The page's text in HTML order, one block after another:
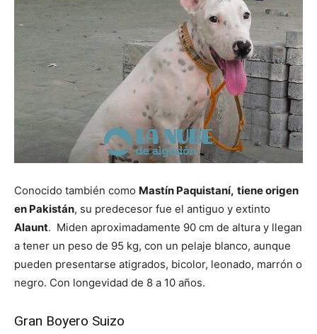
Conocido también como Mastín Paquistaní, tiene origen
en Pakistán, su predecesor fue el antiguo y extinto
Alaunt. Miden aproximadamente 90 cm de altura y llegan
a tener un peso de 95 kg, con un pelaje blanco, aunque
pueden presentarse atigrados, bicolor, leonado, marrón o
negro. Con longevidad de 8 a 10 años.
Gran Boyero Suizo